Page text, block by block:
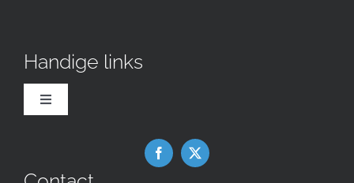
Handige links
Toggle